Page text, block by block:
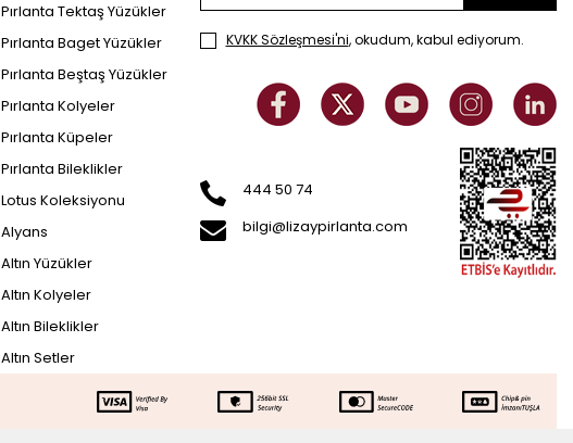
Pırlanta Tektaş Yüzükler
Pırlanta Baget Yüzükler
Pırlanta Beştaş Yüzükler
Pırlanta Kolyeler
Pırlanta Küpeler
Pırlanta Bileklikler
Lotus Koleksiyonu
Alyans
Altın Yüzükler
Altın Kolyeler
Altın Bileklikler
Altın Setler
KVKK Sözleşmesi'ni, okudum, kabul ediyorum.
444 50 74
bilgi@lizaypirlanta.com